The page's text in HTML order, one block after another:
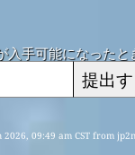
手可能になったと
提出
2026, 09:49 am CST from jp2n